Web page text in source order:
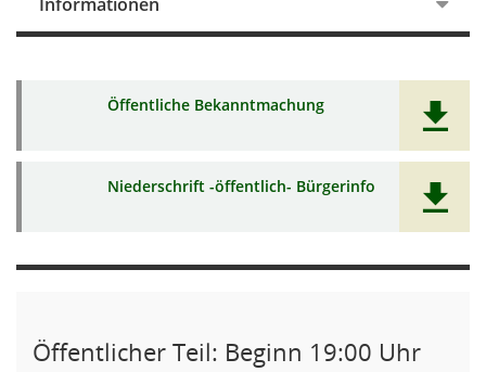
Öffentliche Bekanntmachung
Niederschrift -öffentlich- Bürgerinfo
Öffentlicher Teil: Beginn 19:00 Uhr